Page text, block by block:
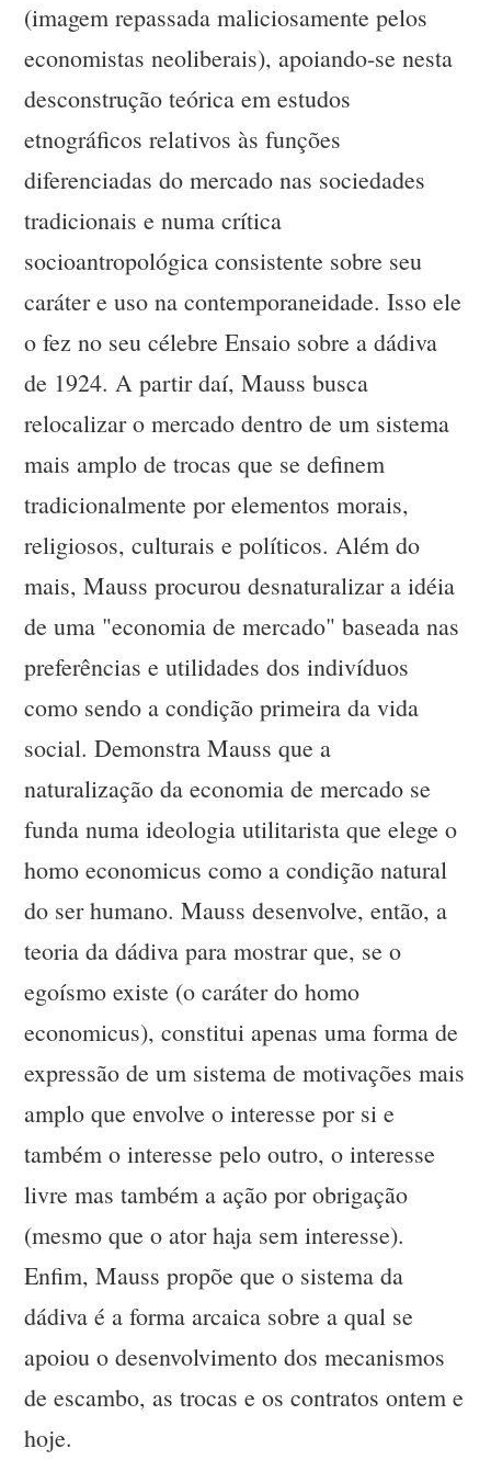
(imagem repassada maliciosamente pelos
economistas neoliberais), apoiando-se nesta
desconstrução teórica em estudos
etnográficos relativos às funções
diferenciadas do mercado nas sociedades
tradicionais e numa crítica
socioantropológica consistente sobre seu
caráter e uso na contemporaneidade. Isso ele
o fez no seu célebre Ensaio sobre a dádiva
de 1924. A partir daí, Mauss busca
relocalizar o mercado dentro de um sistema
mais amplo de trocas que se definem
tradicionalmente por elementos morais,
religiosos, culturais e políticos. Além do
mais, Mauss procurou desnaturalizar a idéia
de uma "economia de mercado" baseada nas
preferências e utilidades dos indivíduos
como sendo a condição primeira da vida
social. Demonstra Mauss que a
naturalização da economia de mercado se
funda numa ideologia utilitarista que elege o
homo economicus como a condição natural
do ser humano. Mauss desenvolve, então, a
teoria da dádiva para mostrar que, se o
egoísmo existe (o caráter do homo
economicus), constitui apenas uma forma de
expressão de um sistema de motivações mais
amplo que envolve o interesse por si e
também o interesse pelo outro, o interesse
livre mas também a ação por obrigação
(mesmo que o ator haja sem interesse).
Enfim, Mauss propõe que o sistema da
dádiva é a forma arcaica sobre a qual se
apoiou o desenvolvimento dos mecanismos
de escambo, as trocas e os contratos ontem e
hoje.